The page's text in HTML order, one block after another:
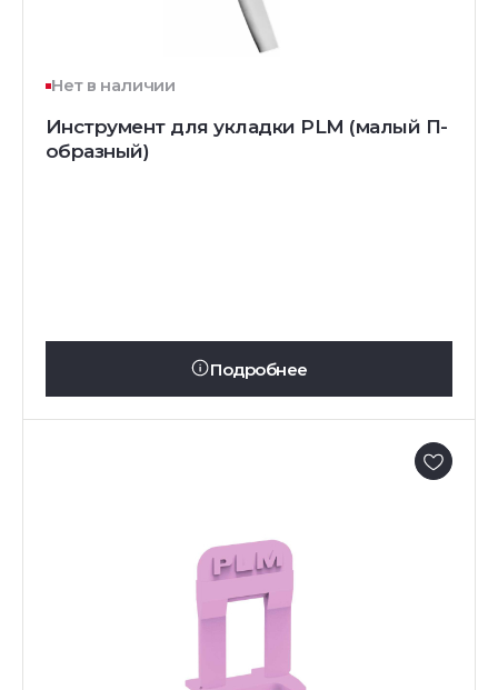
Нет в наличии
Инструмент для укладки PLM (малый П-
образный)
Подробнее